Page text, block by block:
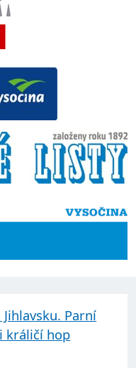
Parní
králičí hop